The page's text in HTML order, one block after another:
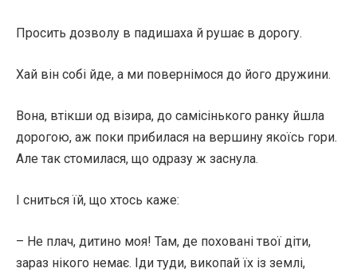
Просить дозволу в падишаха й рушає в дорогу.
Хай він собі йде, а ми повернімося до його дружини.
Вона, втікши од візира, до самісінького ранку йшла
дорогою, аж поки прибилася на вершину якоїсь гори.
Але так стомилася, що одразу ж заснула.
І сниться їй, що хтось каже:
– Не плач, дитино моя! Там, де поховані твої діти,
зараз нікого немає. Іди туди, викопай їх із землі,